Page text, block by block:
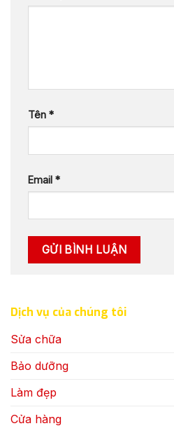
Tên *
Email *
Dịch vụ của chúng tôi
Sửa chữa
Bảo dưỡng
Làm đẹp
Cửa hàng